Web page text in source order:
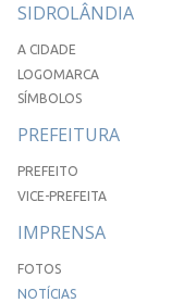
SIDROLÂNDIA
A CIDADE
LOGOMARCA
SÍMBOLOS
PREFEITURA
PREFEITO
VICE-PREFEITA
IMPRENSA
FOTOS
NOTÍCIAS